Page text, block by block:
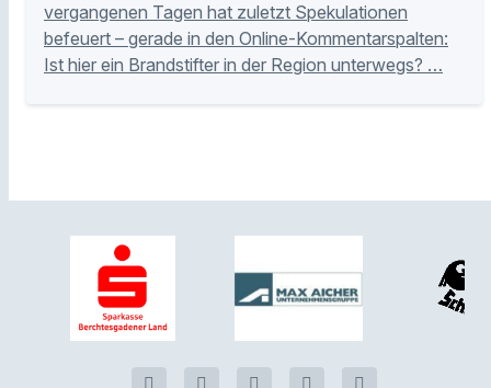
vergangenen Tagen hat zuletzt Spekulationen
befeuert – gerade in den Online-Kommentarspalten:
Ist hier ein Brandstifter in der Region unterwegs? …